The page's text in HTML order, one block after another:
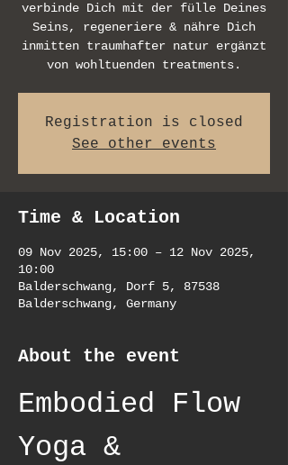
verbinde Dich mit der fülle Deines
Seins, regeneriere & nähre Dich
inmitten traumhafter natur ergänzt
von wohltuenden treatments.
Registration is closed
See other events
Time & Location
09 Nov 2025, 15:00 – 12 Nov 2025,
10:00
Balderschwang, Dorf 5, 87538
Balderschwang, Germany
About the event
Embodied Flow
Yoga &